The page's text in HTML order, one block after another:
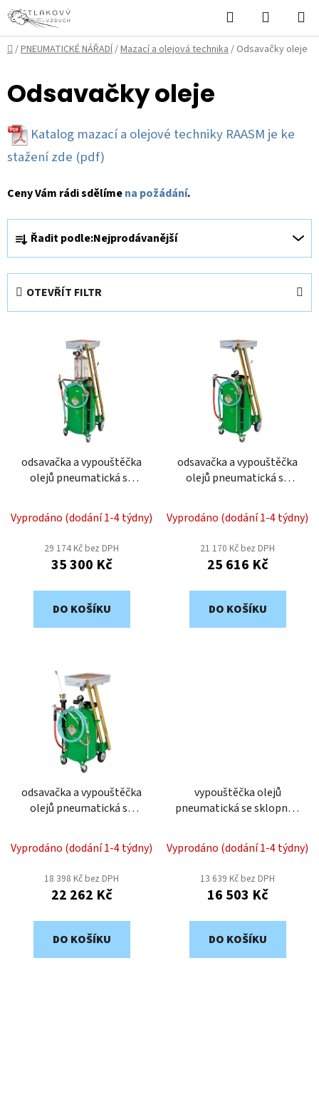
Přejít
na
obsah
Hledat
KOŠÍK
Domů
/PNEUMATICKÉ NÁŘADÍ/Mazací a olejová technika/ Odsavačky oleje
Odsavačky oleje
Katalog mazací a olejové techniky RAASM je ke
stažení zde (pdf)
Ceny Vám rádi sdělímena požádání.
Ř
a
z
e
n
í
Řadit podle:Nejprodávanější
OTEVŘÍT FILTR
k
odsavačka a vypouštěčka
olejů pneumatická se
vaničkou RAASM 46116
Vyprodáno (dodání 1-4 týdny)
29 174 Kč bez DPH
35 300 Kč
DO KOŠÍKU
odsavačka a vypouštěčka
olejů pneumatická se
vaničkou RAASM 46115
Vyprodáno (dodání 1-4 týdny)
21 170 Kč bez DPH
25 616 Kč
DO KOŠÍKU
odsavačka a vypouštěčka
olejů pneumatická se
vaničkou RAASM 46065
Vyprodáno (dodání 1-4 týdny)
18 398 Kč bez DPH
22 262 Kč
DO KOŠÍKU
vypouštěčka olejů
pneumatická se sklopnou
46064
Vyprodáno (dodání 1-4 týdny)
13 639 Kč bez DPH
16 503 Kč
DO KOŠÍKU